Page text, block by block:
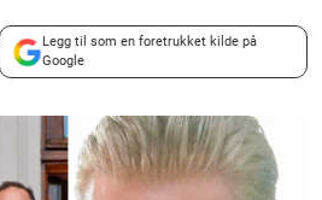
Legg til som en foretrukket kilde på
Google